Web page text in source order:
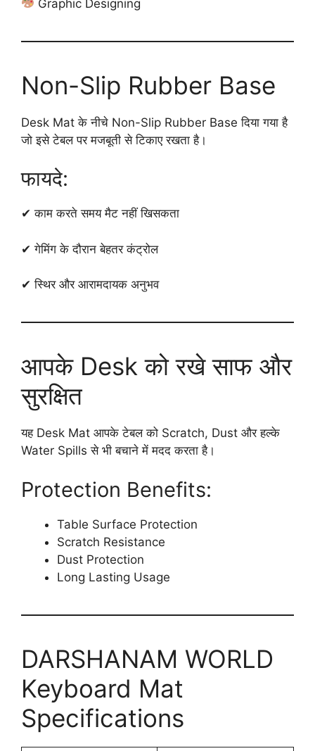
Graphic Designing
Non-Slip Rubber Base
Desk Mat के नीचे Non-Slip Rubber Base दिया गया है
जो इसे टेबल पर मजबूती से टिकाए रखता है।
फायदे:
✔ काम करते समय मैट नहीं खिसकता
✔ गेमिंग के दौरान बेहतर कंट्रोल
✔ स्थिर और आरामदायक अनुभव
आपके Desk को रखे साफ और
सुरक्षित
यह Desk Mat आपके टेबल को Scratch, Dust और हल्के
Water Spills से भी बचाने में मदद करता है।
Protection Benefits:
Table Surface Protection
Scratch Resistance
Dust Protection
Long Lasting Usage
DARSHANAM WORLD
Keyboard Mat
Specifications